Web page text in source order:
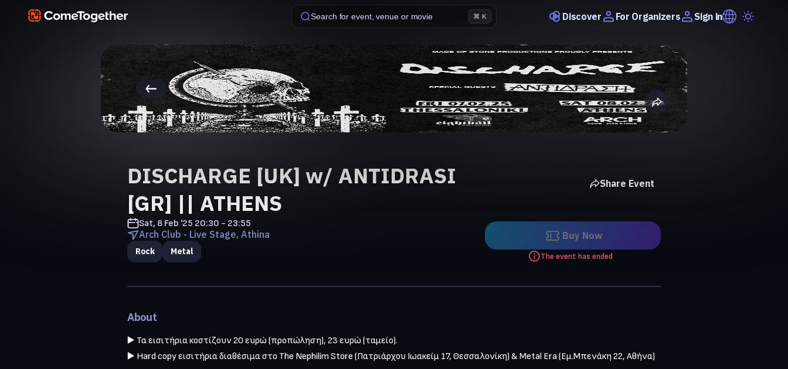
Search for event, venue or movie ⌘ K Discover For Organizers Sign in
DISCHARGE [UK] w/ ANTIDRASI
[GR] || ATHENS
Sat, 8 Feb '25 20:30 - 23:55
Arch Club - Live Stage, Athina
Rock Metal
Share Event
Buy Now
The event has ended
About
▶️ Τα εισιτήρια κοστίζουν 20 ευρώ (προπώληση), 23 ευρώ (ταμείο).
▶️ Hard copy εισιτήρια διαθέσιμα στο The Nephilim Store (Πατριάρχου Ιωακείμ 17, Θεσσαλονίκη) & Metal Era (Εμ.Μπενάκη 22, Αθήνα)